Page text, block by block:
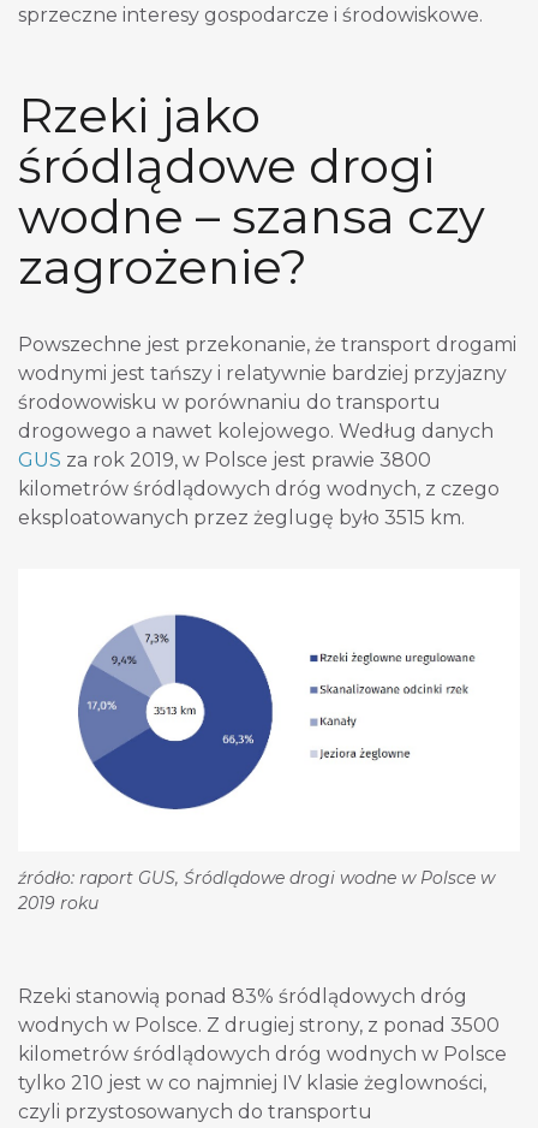
sprzeczne interesy gospodarcze i środowiskowe.
Rzeki jako
śródlądowe drogi
wodne – szansa czy
zagrożenie?
Powszechne jest przekonanie, że transport drogami
wodnymi jest tańszy i relatywnie bardziej przyjazny
środowowisku w porównaniu do transportu
drogowego a nawet kolejowego. Według danych
GUS za rok 2019, w Polsce jest prawie 3800
kilometrów śródlądowych dróg wodnych, z czego
eksploatowanych przez żeglugę było 3515 km.
źródło: raport GUS, Śródlądowe drogi wodne w Polsce w
2019 roku
Rzeki stanowią ponad 83% śródlądowych dróg
wodnych w Polsce. Z drugiej strony, z ponad 3500
kilometrów śródlądowych dróg wodnych w Polsce
tylko 210 jest w co najmniej IV klasie żeglowności,
czyli przystosowanych do transportu